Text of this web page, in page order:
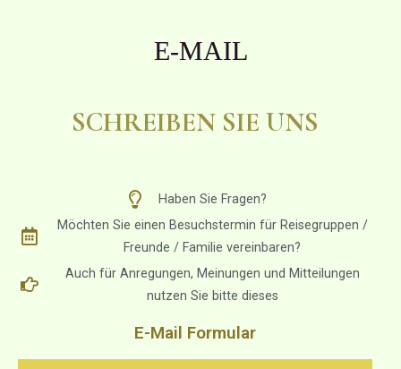
E-MAIL
SCHREIBEN SIE UNS
Haben Sie Fragen?
Möchten Sie einen Besuchstermin für Reisegruppen /
Freunde / Familie vereinbaren?
Auch für Anregungen, Meinungen und Mitteilungen
nutzen Sie bitte dieses
E-Mail Formular